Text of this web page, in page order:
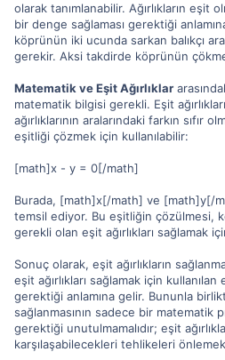
olarak tanımlanabilir. Ağırlıkların eşit
bir denge sağlaması gerektiği
köprünün iki ucunda sarkan balıkçı
gerekir. Aksi takdirde köprünün
Matematik ve Eşit Ağırlıklar
matematik bilgisi gerekli. Eşit
ağırlıklarının aralarındaki farkın sıfır
eşitliği çözmek için kullanılabilir:
[math]x - y = 0[/math]
Burada, [math]x[/math] ve [math]y[/
temsil ediyor. Bu eşitliğin çözülmesi,
gerekli olan eşit ağırlıkları sağlamak
Sonuç olarak, eşit ağırlıkların
eşit ağırlıkları sağlamak için
gerektiği anlamına gelir. Bununla
sağlanmasının sadece bir matematik
gerektiği unutulmamalıdır; eşit
karşılaşabilecekleri tehlikeleri